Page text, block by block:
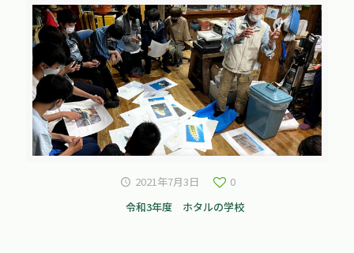
2021年7月3日
0
令和3年度 ホタルの学校